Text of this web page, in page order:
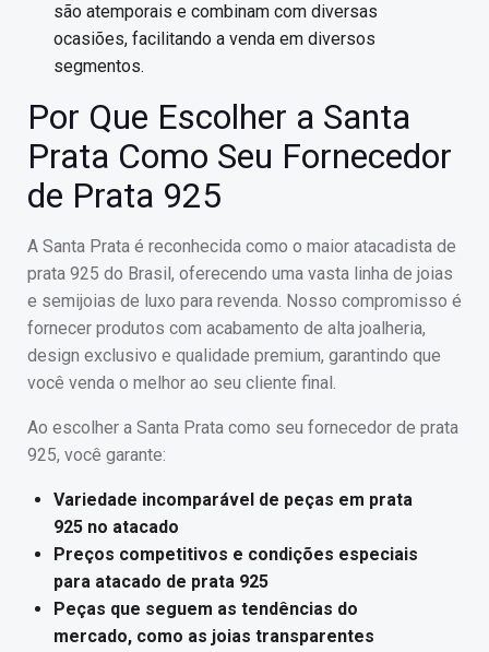
são atemporais e combinam com diversas
ocasiões, facilitando a venda em diversos
segmentos.
Por Que Escolher a Santa
Prata Como Seu Fornecedor
de Prata 925
A Santa Prata é reconhecida como o maior atacadista de
prata 925 do Brasil, oferecendo uma vasta linha de joias
e semijoias de luxo para revenda. Nosso compromisso é
fornecer produtos com acabamento de alta joalheria,
design exclusivo e qualidade premium, garantindo que
você venda o melhor ao seu cliente final.
Ao escolher a Santa Prata como seu fornecedor de prata
925, você garante:
Variedade incomparável de peças em prata
925 no atacado
Preços competitivos e condições especiais
para atacado de prata 925
Peças que seguem as tendências do
mercado, como as joias transparentes